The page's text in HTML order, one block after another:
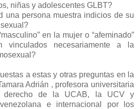
niñas y adolescentes GLBT?
una persona muestra indicios de su
en la mujer o “afeminado”
vinculados necesariamente a la
a estas y otras preguntas en la
Adrián , profesora universitaria
derecho de la UCAB, la UCV y
e internacional por los